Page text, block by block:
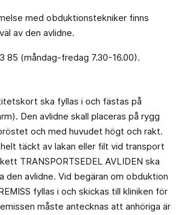
med obduktionstekniker finns
av den avlidne.
85 (måndag-fredag 7.30-16.00).
ska fyllas i och fästas på
Den avlidne skall placeras på rygg
och med huvudet högt och rakt.
täckt av lakan eller filt vid transport
TRANSPORTSEDEL AVLIDEN ska
den avlidne. Vid begäran om obduktion
fyllas i och skickas till kliniken för
måste antecknas att anhöriga är